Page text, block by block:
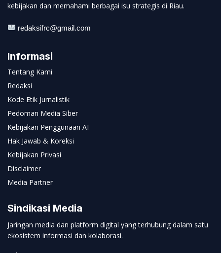
kebijakan dan memahami berbagai isu strategis di Riau.
redaksifrc@gmail.com
Informasi
Tentang Kami
Redaksi
Kode Etik Jurnalistik
Pedoman Media Siber
Kebijakan Penggunaan AI
Hak Jawab & Koreksi
Kebijakan Privasi
Disclaimer
Media Partner
Sindikasi Media
Jaringan media dan platform digital yang terhubung dalam satu
ekosistem informasi dan kolaborasi.